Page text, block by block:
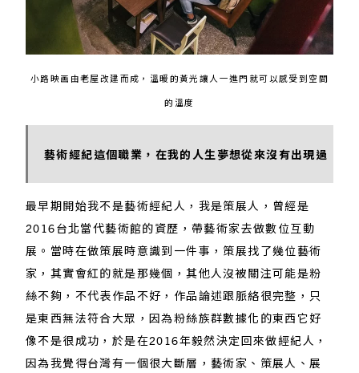
小路映画由老屋改建而成，溫暖的黃光讓人一進門就可以感受到空間
的溫度
藝術經紀這個職業，在我的人生夢想從來沒有出現過
最早期開始我不是藝術經紀人，我是策展人，曾經是
2016台北當代藝術館的資歷，帶藝術家去做數位互動
展。當時在做策展時意識到一件事，策展找了幾位藝術
家，其實會紅的就是那幾個，其他人沒被關注可能是粉
絲不夠，不代表作品不好，作品論述跟脈絡很完整，只
是東西無法符合大眾，因為粉絲族群數據化的東西它好
像不是很成功，於是在2016年毅然決定回來做經紀人，
因為我覺得台灣有一個很大斷層，藝術家、策展人、展